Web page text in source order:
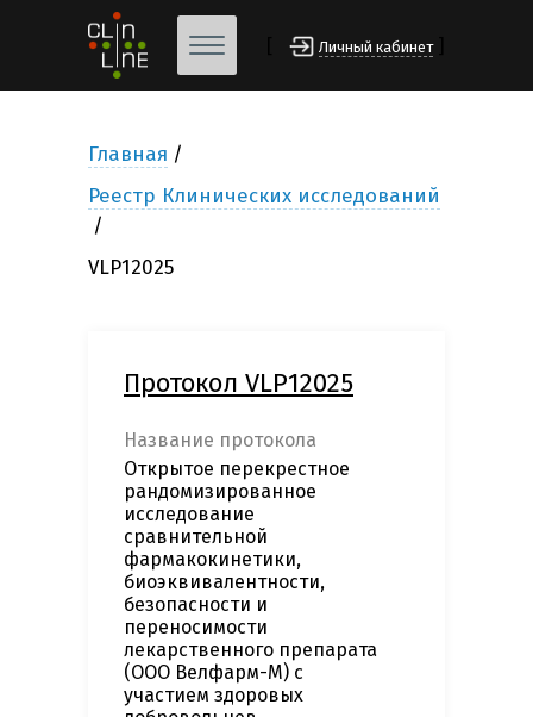
Личный кабинет
Главная
Реестр Клинических исследований
VLP12025
Протокол VLP12025
Название протокола
Открытое перекрестное
рандомизированное
исследование
сравнительной
фармакокинетики,
биоэквивалентности,
безопасности и
переносимости
лекарственного препарата
(ООО Велфарм-М) с
участием здоровых